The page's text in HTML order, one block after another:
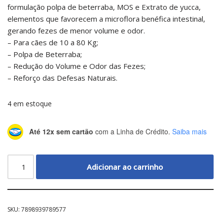
formulação polpa de beterraba, MOS e Extrato de yucca,
elementos que favorecem a microflora benéfica intestinal,
gerando fezes de menor volume e odor.
– Para cães de 10 a 80 Kg;
– Polpa de Beterraba;
– Redução do Volume e Odor das Fezes;
– Reforço das Defesas Naturais.
4 em estoque
Até 12x sem cartão com a Linha de Crédito. Saiba mais
Adicionar ao carrinho
SKU: 7898939789577